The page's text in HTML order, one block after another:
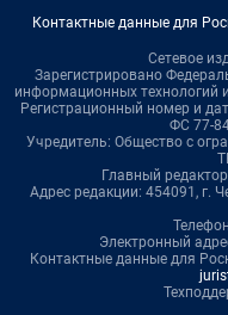
Контактные данные для
Сетевое
Зарегистрировано
информационных технологий
Регистрационный номер и
ФС 77-
Учредитель: Общество с
Главный
Адрес редакции: 454091, г.
Электронный
Контактные данные для